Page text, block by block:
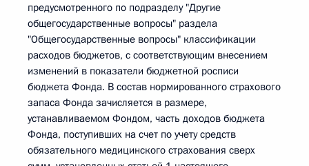
предусмотренного по подразделу "Другие
общегосударственные вопросы" раздела
"Общегосударственные вопросы" классификации
расходов бюджетов, с соответствующим внесением
изменений в показатели бюджетной росписи
бюджета Фонда. В состав нормированного страхового
запаса Фонда зачисляется в размере,
устанавливаемом Фондом, часть доходов бюджета
Фонда, поступивших на счет по учету средств
обязательного медицинского страхования сверх